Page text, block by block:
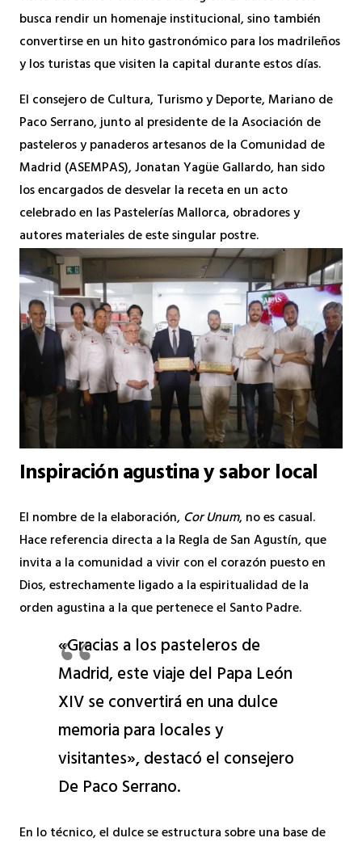
busca rendir un homenaje institucional, sino también
convertirse en un hito gastronómico para los madrileños
y los turistas que visiten la capital durante estos días.
El consejero de Cultura, Turismo y Deporte, Mariano de
Paco Serrano, junto al presidente de la Asociación de
pasteleros y panaderos artesanos de la Comunidad de
Madrid (ASEMPAS), Jonatan Yagüe Gallardo, han sido
los encargados de desvelar la receta en un acto
celebrado en las Pastelerías Mallorca, obradores y
autores materiales de este singular postre.
Inspiración agustina y sabor local
El nombre de la elaboración,Cor Unum, no es casual.
Hace referencia directa a la Regla de San Agustín, que
invita a la comunidad a vivir con el corazón puesto en
Dios, estrechamente ligado a la espiritualidad de la
orden agustina a la que pertenece el Santo Padre.
«Gracias a los pasteleros de
Madrid, este viaje del Papa León
XIV se convertirá en una dulce
memoria para locales y
visitantes», destacó el consejero
De Paco Serrano.
En lo técnico, el dulce se estructura sobre una base de